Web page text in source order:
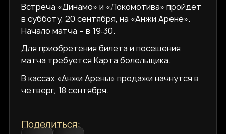
Встреча «Динамо» и «Локомотива» пройдет
в субботу, 20 сентября, на «Анжи Арене».
Начало матча – в 19:30.
Для приобретения билета и посещения
матча требуется Карта болельщика.
В кассах «Анжи Арены» продажи начнутся в
четверг, 18 сентября.
Поделиться: